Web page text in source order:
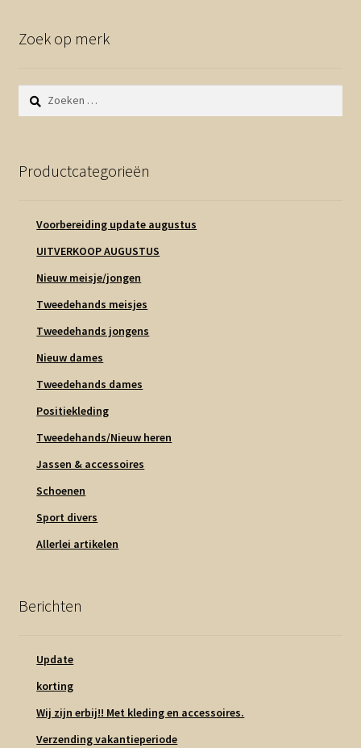
Zoek op merk
Zoeken
naar:
Productcategorieën
Voorbereiding update augustus
UITVERKOOP AUGUSTUS
Nieuw meisje/jongen
Tweedehands meisjes
Tweedehands jongens
Nieuw dames
Tweedehands dames
Positiekleding
Tweedehands/Nieuw heren
Jassen & accessoires
Schoenen
Sport divers
Allerlei artikelen
Berichten
Update
korting
Wij zijn erbij!! Met kleding en accessoires.
Verzending vakantieperiode